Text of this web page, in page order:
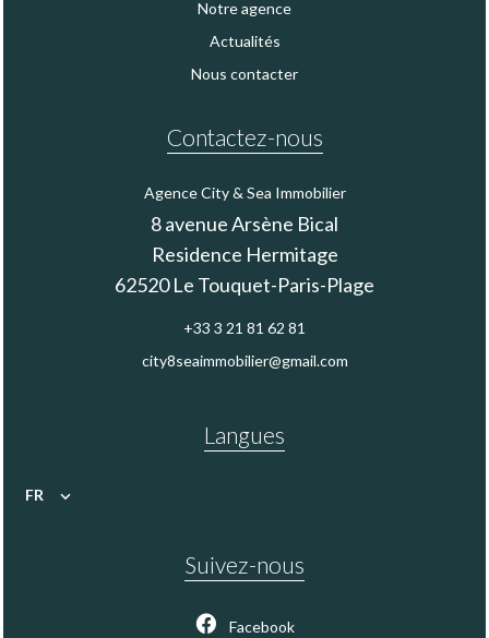
Notre agence
Actualités
Nous contacter
Contactez-nous
Agence City & Sea Immobilier
8 avenue Arsène Bical
Residence Hermitage
62520Le Touquet-Paris-Plage
+33 3 21 81 62 81
city8seaimmobilier@gmail.com
Langues
FR
Suivez-nous
Facebook